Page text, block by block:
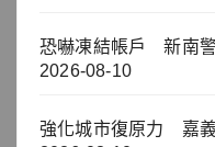
恐嚇凍結帳戶 新南
2026-08-10
強化城市復原力 嘉義